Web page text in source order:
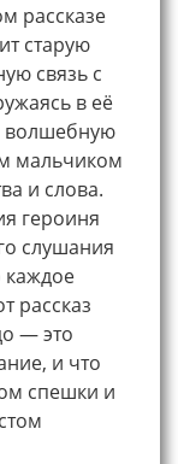
рассказе
старую
связь с
в её
волшебную
мальчиком
и слова.
героиня
слушания
каждое
рассказ
— это
и что
спешки и